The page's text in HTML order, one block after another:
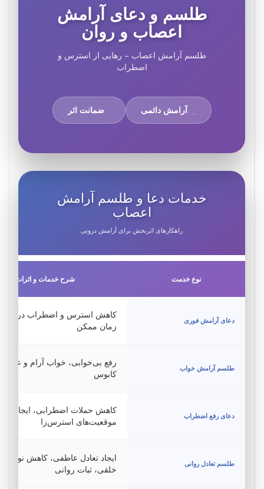
طلسم و دعای آرامش
اعصاب و روان
طلسم آرامش اعصاب – رهایی از استرس و
اضطراب
آرامش دائمی ضمانت اثر
خدمات دعا و طلسم آرامش
اعصاب
راهکارهای اثربخش برای آرامش درونی
نوع خدمت شرح خدمات و اثرات
دعای آرامش فوری
کاهش استرس و اضطراب در
زمان ممکن
طلسم آرامش خواب
رفع بی‌خوابی، خواب آرام و
کابوس
دعای رفع اضطراب
کاهش حملات اضطرابی، ایجاد
موقعیت‌های استرس‌زا
طلسم تعادل روانی
ایجاد تعادل عاطفی، کاهش
خلقی، ثبات روانی